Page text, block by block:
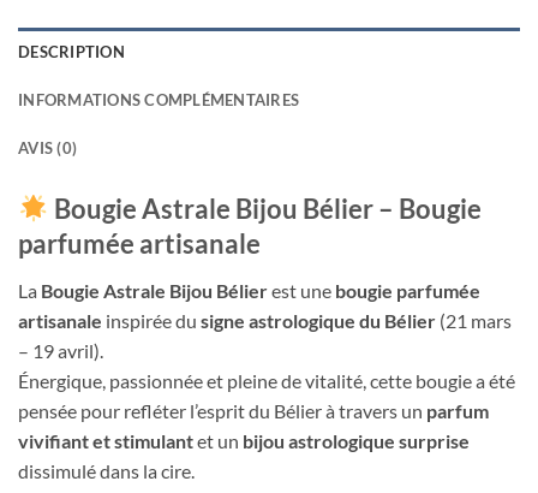
DESCRIPTION
INFORMATIONS COMPLÉMENTAIRES
AVIS (0)
Bougie Astrale Bijou Bélier – Bougie
parfumée artisanale
La Bougie Astrale Bijou Bélierest une bougie parfumée
artisanale inspirée du signe astrologique du Bélier (21 mars
– 19 avril).
Énergique, passionnée et pleine de vitalité, cette bougie a été
pensée pour refléter l’esprit du Bélier à travers un parfum
vivifiant et stimulantet un bijou astrologique surprise
dissimulé dans la cire.